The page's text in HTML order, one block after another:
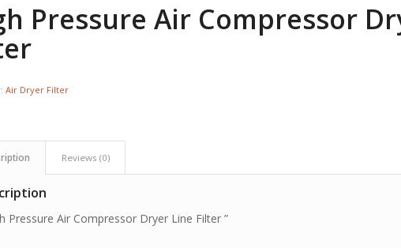
Pressure Air Compressor
Air Dryer Filter
Reviews (0)
Pressure Air Compressor Dryer Line Filter ”